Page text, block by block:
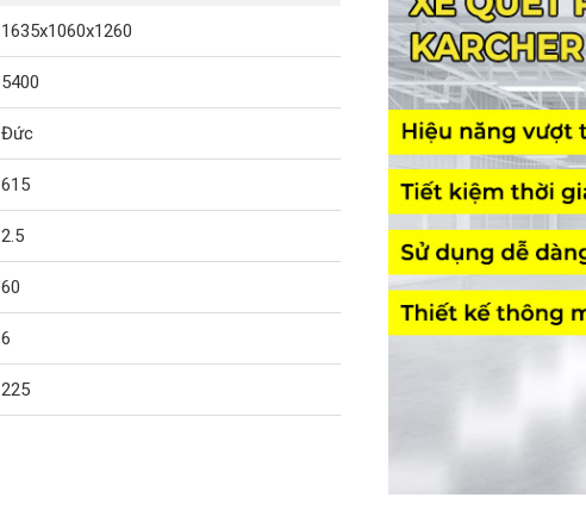
1635x1060x1260
5400
Đức
615
2.5
60
6
225